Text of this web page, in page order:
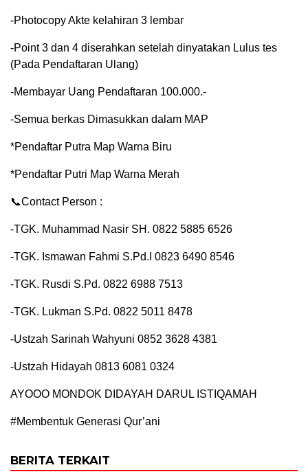
-Photocopy Akte kelahiran 3 lembar
-Point 3 dan 4 diserahkan setelah dinyatakan Lulus tes
(Pada Pendaftaran Ulang)
-Membayar Uang Pendaftaran 100.000.-
-Semua berkas Dimasukkan dalam MAP
*Pendaftar Putra Map Warna Biru
*Pendaftar Putri Map Warna Merah
📞Contact Person :
-TGK. Muhammad Nasir SH. 0822 5885 6526
-TGK. Ismawan Fahmi S.Pd.I 0823 6490 8546
-TGK. Rusdi S.Pd. 0822 6988 7513
-TGK. Lukman S.Pd. 0822 5011 8478
-Ustzah Sarinah Wahyuni 0852 3628 4381
-Ustzah Hidayah 0813 6081 0324
AYOOO MONDOK DIDAYAH DARUL ISTIQAMAH
#Membentuk Generasi Qur’ani
BERITA TERKAIT